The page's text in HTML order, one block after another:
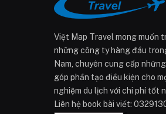
Việt Map Travel mong muốn
những công ty hàng đầu
Nam, chuyên cung cấp
góp phần tạo điều kiện cho
nghiệm du lịch với chi phí tốt
Liên hệ book bài viết: